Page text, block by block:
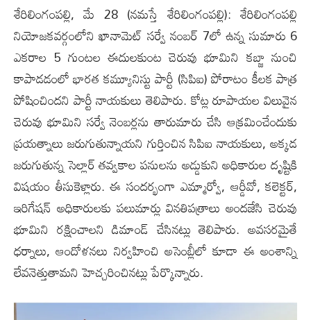
శేరిలింగంప‌ల్లి, మే 28 (న‌మ‌స్తే శేరిలింగంప‌ల్లి): శేరిలింగంపల్లి
నియోజకవర్గంలోని ఖానామెట్ సర్వే నంబర్ 7లో ఉన్న సుమారు 6
ఎకరాల 5 గుంటల ఈదులకుంట చెరువు భూమిని కబ్జా నుంచి
కాపాడడంలో భారత కమ్యూనిస్టు పార్టీ (సిపిఐ) పోరాటం కీలక పాత్ర
పోషించిందని పార్టీ నాయకులు తెలిపారు. కోట్ల రూపాయల విలువైన
చెరువు భూమిని సర్వే నెంబర్లను తారుమారు చేసి ఆక్రమించేందుకు
ప్రయత్నాలు జరుగుతున్నాయని గుర్తించిన సిపిఐ నాయకులు, అక్కడ
జరుగుతున్న సెల్లార్ తవ్వకాల పనులను అడ్డుకుని అధికారుల దృష్టికి
విషయం తీసుకెళ్లారు. ఈ సందర్భంగా ఎమ్మార్వో, ఆర్డీవో, కలెక్టర్,
ఇరిగేషన్ అధికారులకు పలుమార్లు వినతిపత్రాలు అందజేసి చెరువు
భూమిని రక్షించాలని డిమాండ్ చేసినట్లు తెలిపారు. అవసరమైతే
ధర్నాలు, ఆందోళనలు నిర్వహించి అసెంబ్లీలో కూడా ఈ అంశాన్ని
లేవనెత్తుతామని హెచ్చరించినట్లు పేర్కొన్నారు.